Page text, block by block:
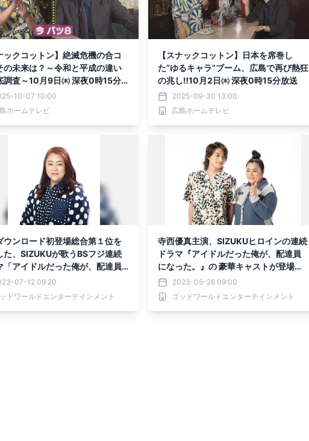
ックコットン】絶滅危機の合コ
の未来は？～令和と平成の違い
調査～10月9日㈭ 深夜0時15分
10-07 10:00
ホームテレビ
【スナックコットン】日本を席巻し
た“ゆるキャラ”ブーム、広島で再び熱狂
の兆し‼10月2日㈭ 深夜0時15分放送
2025-09-30 13:00
広島ホームテレビ
ウンロード初登場総合第１位を
た、SIZUKUが歌うBSフジ連続
「アイドルだった俺が、配達員
た。」の主題歌をレギュラー番
CHANNEL」で初披露！
07-12 09:20
ドワールドエンターテインメント
寺西優真主演、SIZUKUヒロインの連続
ドラマ『アイドルだった俺が、配達員
になった。』の 豪華キャストが登場レ
ッドカーペットイベントの開催が決
定。先着100名様をご招待
2023-05-26 09:00
ゴッドワールドエンターテインメント